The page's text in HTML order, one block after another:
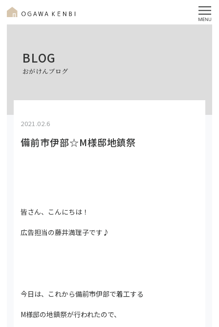
BLOG
おがけんブログ
2021.02.6
備前市伊部☆M様邸地鎮祭
皆さん、こんにちは！
広告担当の藤井満理子です♪
今日は、これから備前市伊部で着工する
M様邸の地鎮祭が行われたので、